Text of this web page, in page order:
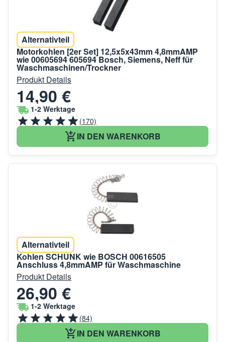
Alternativteil
Motorkohlen [2er Set] 12,5x5x43mm 4,8mmAMP
wie 00605694 605694 Bosch, Siemens, Neff für
Waschmaschinen/Trockner
Produkt Details
14,90 €
1-2 Werktage
(170)
IN DEN WARENKORB
Alternativteil
Kohlen SCHUNK wie BOSCH 00616505
Anschluss 4,8mmAMP für Waschmaschine
Produkt Details
26,90 €
1-2 Werktage
(84)
IN DEN WARENKORB